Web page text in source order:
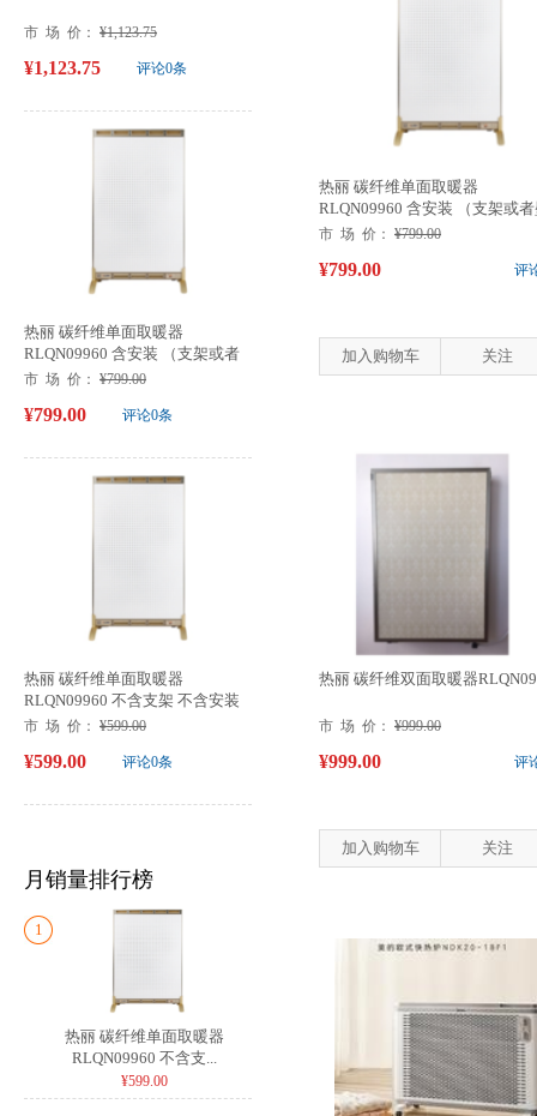
市 场 价： ¥1,123.75
评论0条
¥1,123.75
热丽 碳纤维单面取暖器
RLQN09960 含安装 （支架或者
壁挂）
市 场 价： ¥799.00
评论0条
¥799.00
热丽 碳纤维单面取暖器
RLQN09960 不含支架 不含安装
市 场 价： ¥599.00
评论0条
¥599.00
月销量排行榜
1
热丽 碳纤维单面取暖器
RLQN09960 不含支...
¥599.00
热丽 碳纤维单面取暖器
RLQN09960 含安装 （支架或
挂）
市 场 价： ¥799.00
评
¥799.00
加入购物车 关注
热丽 碳纤维双面取暖器
市 场 价： ¥999.00
评
¥999.00
加入购物车 关注